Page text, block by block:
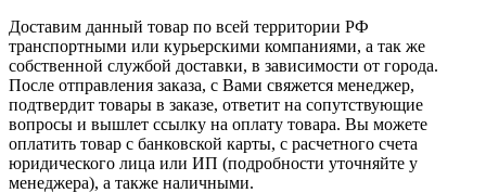
Доставим данный товар по всей территории РФ
транспортными или курьерскими компаниями, а так же
собственной службой доставки, в зависимости от города.
После отправления заказа, с Вами свяжется менеджер,
подтвердит товары в заказе, ответит на сопутствующие
вопросы и вышлет ссылку на оплату товара. Вы можете
оплатить товар с банковской карты, с расчетного счета
юридического лица или ИП (подробности уточняйте у
менеджера), а также наличными.